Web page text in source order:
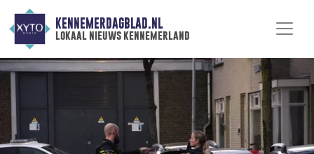
KENNEMERDAGBLAD.NL
lokaal nieuws kennemerland